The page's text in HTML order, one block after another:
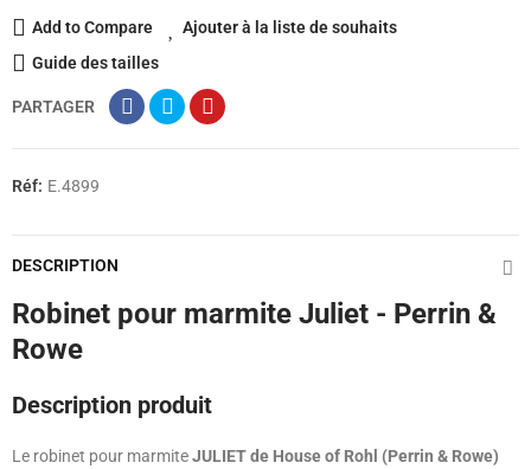
Add to Compare
Ajouter à la liste de souhaits
Guide des tailles
PARTAGER
Réf: E.4899
DESCRIPTION
Robinet pour marmite Juliet - Perrin &
Rowe
Description produit
Le robinet pour marmiteJULIET de House of Rohl (Perrin & Rowe)